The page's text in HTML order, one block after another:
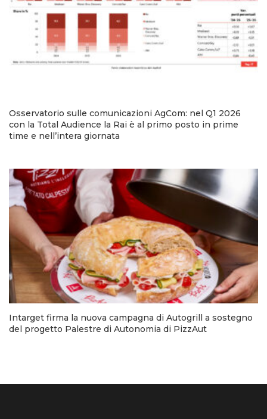
Osservatorio sulle comunicazioni AgCom: nel Q1 2026
con la Total Audience la Rai è al primo posto in prime
time e nell’intera giornata
Intarget firma la nuova campagna di Autogrill a sostegno
del progetto Palestre di Autonomia di PizzAut